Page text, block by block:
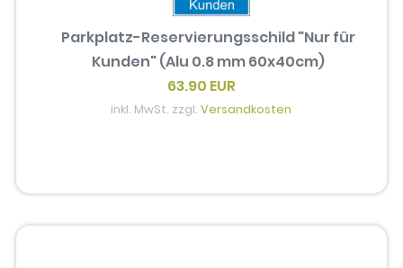
Parkplatz-Reservierungsschild "Nur für
Kunden" (Alu 0.8 mm 60x40cm)
63.90 EUR
inkl. MwSt. zzgl.Versandkosten